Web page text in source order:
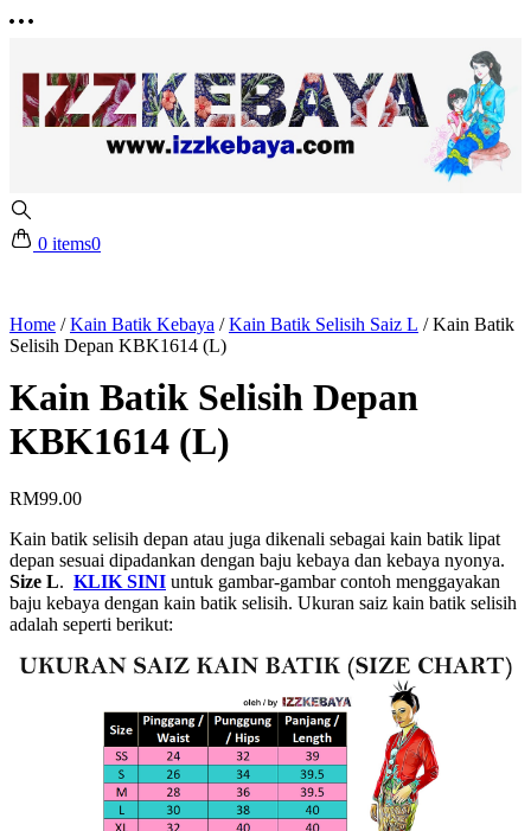
0 items0
Home /Kain Batik Kebaya /Kain Batik Selisih Saiz L /Kain Batik
Selisih Depan KBK1614 (L)
Kain Batik Selisih Depan
KBK1614 (L)
RM99.00
Kain batik selisih depan atau juga dikenali sebagai kain batik lipat
depan sesuai dipadankan dengan baju kebaya dan kebaya nyonya.
Size L. KLIK SINI untuk gambar-gambar contoh menggayakan
baju kebaya dengan kain batik selisih. Ukuran saiz kain batik selisih
adalah seperti berikut: